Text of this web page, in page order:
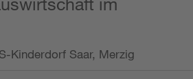
Kinderdorf Saar, Merzig